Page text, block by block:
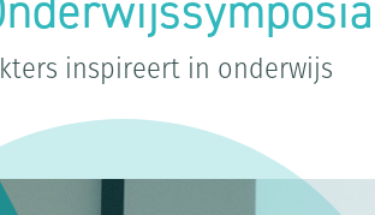
inspireert in onderwijs